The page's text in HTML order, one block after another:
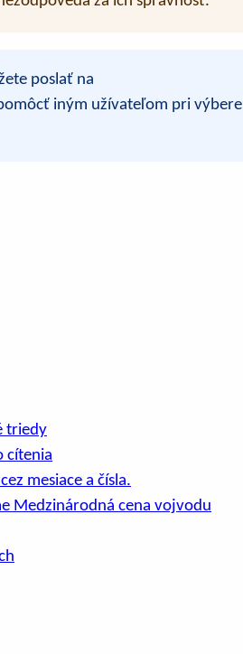
poslať na
iným užívateľom pri výbere
triedy
cítenia
mesiace a čísla.
Medzinárodná cena vojvodu